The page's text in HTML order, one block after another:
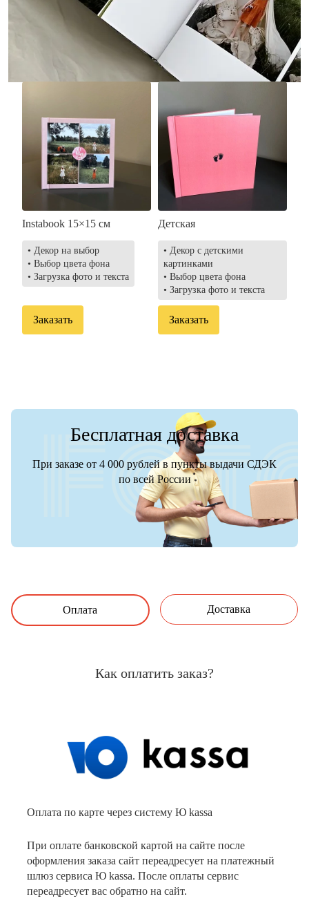
• Загрузка фото и текста
• Выбор цвета фона
• Загрузка фото и текста
Instabook 15×15 см
• Декор на выбор
• Выбор цвета фона
• Загрузка фото и текста
Заказать
Детская
• Декор с детскими
картинками
• Выбор цвета фона
• Загрузка фото и текста
Заказать
Бесплатная доставка
При заказе от 4 000 рублей в пункты выдачи СДЭК
по всей России
Оплата Доставка
Как оплатить заказ?
Оплата по карте через систему Ю kassa
При оплате банковской картой на сайте после
оформления заказа сайт переадресует на платежный
шлюз сервиса Ю kassa. После оплаты сервис
переадресует вас обратно на сайт.